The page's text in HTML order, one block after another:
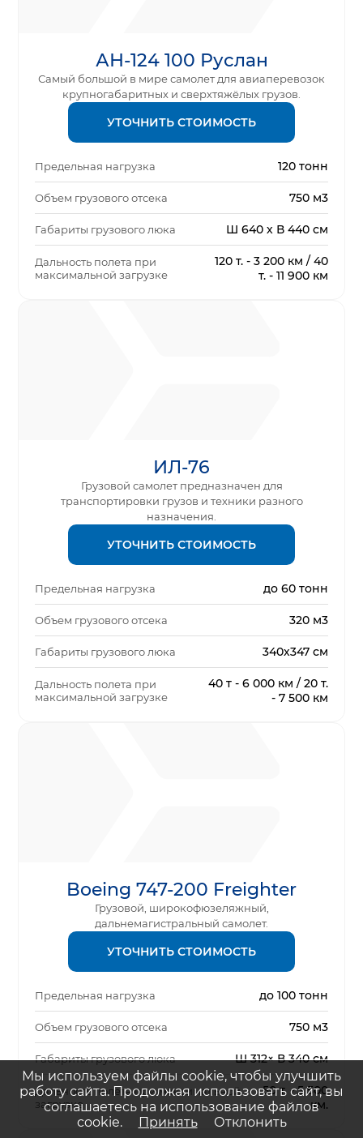
АН-124 100 Руслан
Самый большой в мире самолет для авиаперевозок
крупногабаритных и сверхтяжёлых грузов.
УТОЧНИТЬ СТОИМОСТЬ
Предельная нагрузка 120 тонн
Объем грузового отсека 750 м3
Габариты грузового люка Ш 640 х В 440 см
Дальность полета при
максимальной загрузке
120 т. - 3 200 км / 40
т. - 11 900 км
ИЛ-76
Грузовой самолет предназначен для
транспортировки грузов и техники разного
назначения.
УТОЧНИТЬ СТОИМОСТЬ
Предельная нагрузка до 60 тонн
Объем грузового отсека 320 м3
Габариты грузового люка 340х347 см
Дальность полета при
максимальной загрузке
40 т - 6 000 км / 20 т.
- 7 500 км
Boeing 747-200 Freighter
Грузовой, широкофюзеляжный,
дальнемагистральный самолет.
УТОЧНИТЬ СТОИМОСТЬ
Предельная нагрузка до 100 тонн
Объем грузового отсека 750 м3
Габариты грузового люка Ш 312× В 340 см
Дальность полета при максимальной
загрузке
50 т. - 5 500
км.
Мы используем файлы cookie, чтобы улучшить
работу сайта. Продолжая использовать сайт, вы
соглашаетесь на использование файлов
cookie.
Принять Отклонить